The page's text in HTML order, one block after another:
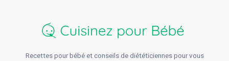
Recettes pour bébé et conseils de diététiciennes pour vous